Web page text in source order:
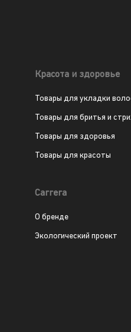
Красота и здоровье
Товары для укладки
Товары для бритья и
Товары для здоровья
Товары для красоты
Carrera
О бренде
Экологический проект